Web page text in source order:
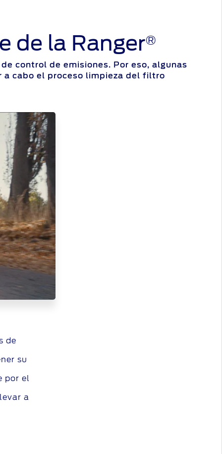
de la Ranger®
control de emisiones. Por eso, algunas
a cabo el proceso limpieza del filtro
de
su
por el
a